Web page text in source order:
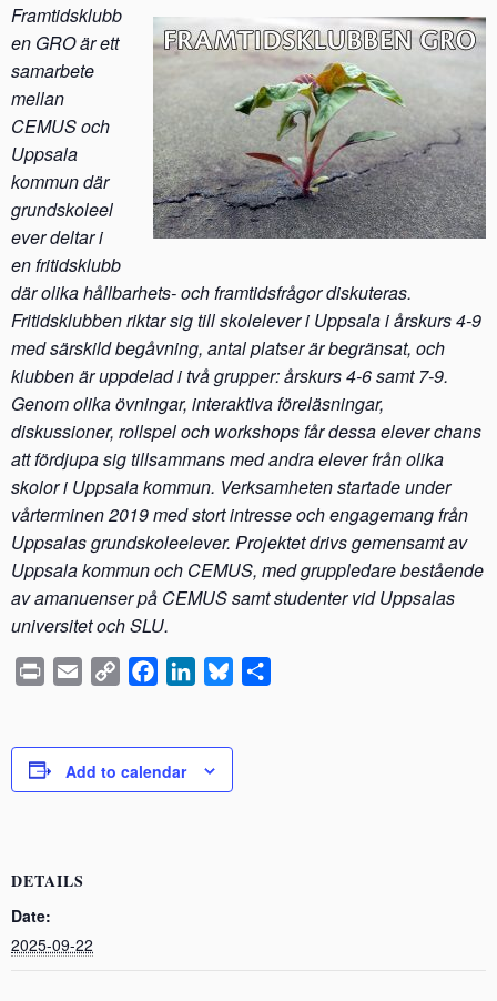
Framtidsklubb
en GRO är ett
samarbete
mellan
CEMUS och
Uppsala
kommun där
grundskoleel
ever deltar i
en fritidsklubb
där olika hållbarhets- och framtidsfrågor diskuteras.
Fritidsklubben riktar sig till skolelever i Uppsala i årskurs 4-9
med särskild begåvning, antal platser är begränsat, och
klubben är uppdelad i två grupper: årskurs 4-6 samt 7-9.
Genom olika övningar, interaktiva föreläsningar,
diskussioner, rollspel och workshops får dessa elever chans
att fördjupa sig tillsammans med andra elever från olika
skolor i Uppsala kommun. Verksamheten startade under
vårterminen 2019 med stort intresse och engagemang från
Uppsalas grundskoleelever. Projektet drivs gemensamt av
Uppsala kommun och CEMUS, med gruppledare bestående
av amanuenser på CEMUS samt studenter vid Uppsalas
universitet och SLU.
n
t
l
C
L
b
e
Add to calendar
DETAILS
Date:
2025-09-22